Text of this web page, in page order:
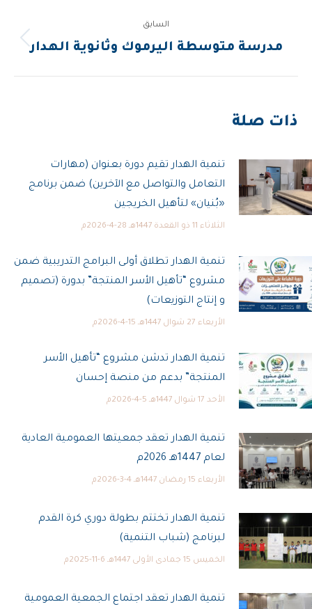
السابق
المقالة
مدرسة متوسطة اليرموك وثانوية الهدار
ذات صلة
تنمية الهدار تقيم دورة بعنوان (مهارات
التعامل والتواصل مع الآخرين) ضمن برنامج
«بُنيان» لتأهيل الخريجين
الثلاثاء 11 ذو القعدة 1447هـ 28-4-2026م
تنمية الهدار تطلاق أولى البرامج التدريبية ضمن
مشروع “تأهيل الأسر المنتجة” بدورة (تصميم
و إنتاج التوزيعات)
الأربعاء 27 شوال 1447هـ 15-4-2026م
تنمية الهدار تدشن مشروع “تأهيل الأسر
المنتجة” بدعم من منصة إحسان
الأحد 17 شوال 1447هـ 5-4-2026م
تنمية الهدار تعقد جمعيتها العمومية العادية
لعام 1447هـ 2026م
الأربعاء 15 رمضان 1447هـ 4-3-2026م
تنمية الهدار تختتم بطولة دوري كرة القدم
لبرنامج (شباب التنمية)
الخميس 15 جمادى الأولى 1447هـ 6-11-2025م
تنمية الهدار تعقد اجتماع الجمعية العمومية